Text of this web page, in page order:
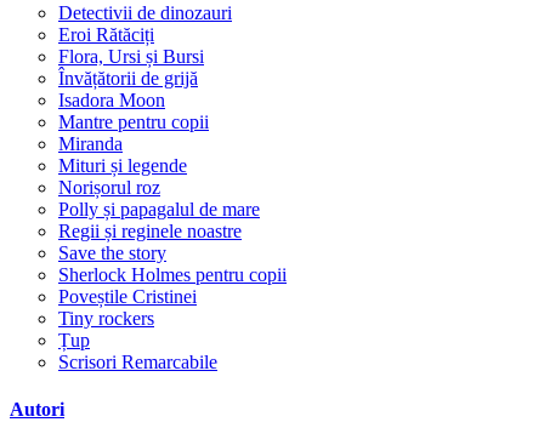
Detectivii de dinozauri
Eroi Rătăciți
Flora, Ursi și Bursi
Învățătorii de grijă
Isadora Moon
Mantre pentru copii
Miranda
Mituri și legende
Norișorul roz
Polly și papagalul de mare
Regii și reginele noastre
Save the story
Sherlock Holmes pentru copii
Poveștile Cristinei
Tiny rockers
Țup
Scrisori Remarcabile
Autori